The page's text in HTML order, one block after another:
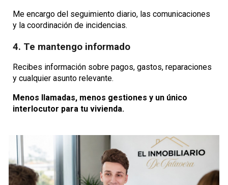
Me encargo del seguimiento diario, las comunicaciones
y la coordinación de incidencias.
4. Te mantengo informado
Recibes información sobre pagos, gastos, reparaciones
y cualquier asunto relevante.
Menos llamadas, menos gestiones y un único
interlocutor para tu vivienda.